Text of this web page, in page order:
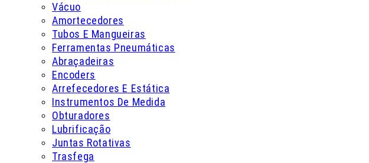
Vácuo
Amortecedores
Tubos E Mangueiras
Ferramentas Pneumáticas
Abraçadeiras
Encoders
Arrefecedores E Estática
Instrumentos De Medida
Obturadores
Lubrificação
Juntas Rotativas
Trasfega